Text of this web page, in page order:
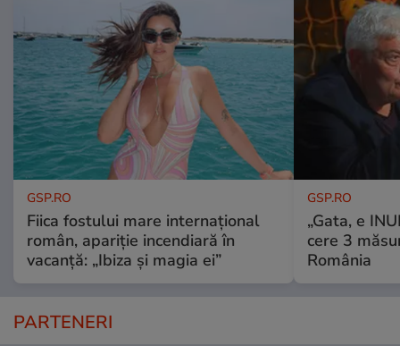
GSP.RO
Fiica fostului mare internațional
român, apariție incendiară în
vacanță: „Ibiza și magia ei”
GSP.RO
„Gata, e
cere 3
România
PARTENERI